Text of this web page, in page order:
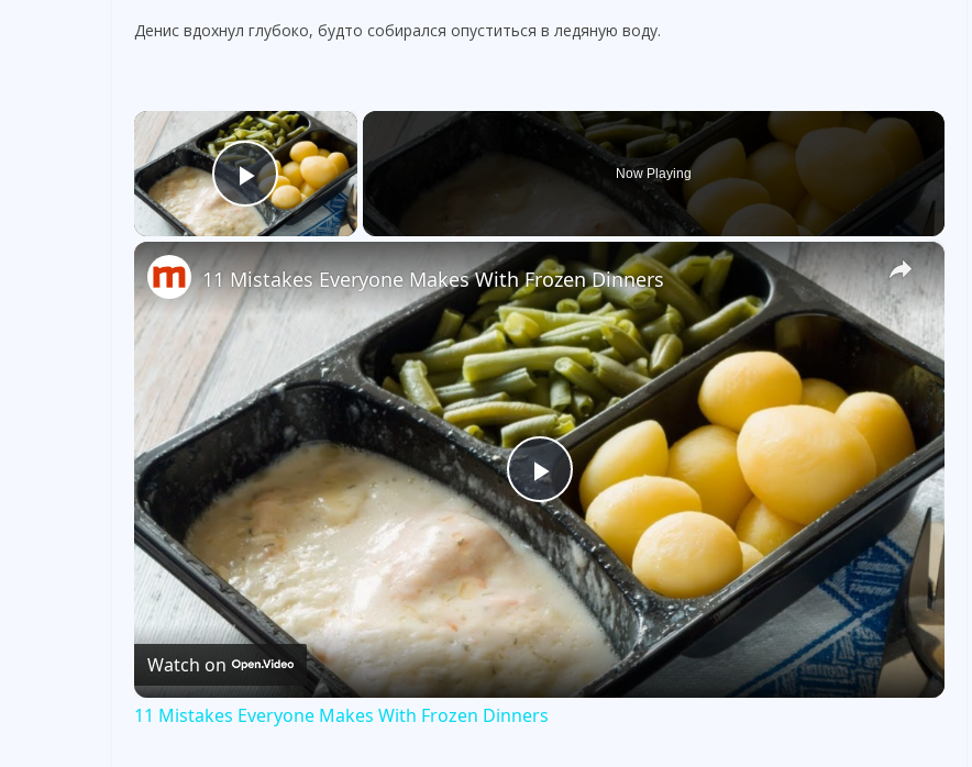
Денис вдохнул глубоко, будто собирался опуститься в ледяную воду.
×
Play Video
Now Playing
×
P
l
a
y
11 Mistakes Everyone Makes With Frozen Dinners
Watch on
11 Mistakes Everyone Makes With Frozen Dinners